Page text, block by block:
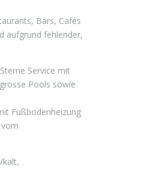
Bars, Cafés
aufgrund fehlender,
Service mit
Pools sowie
Fußbodenheizung
kalt,